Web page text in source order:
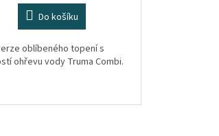
Do košíku
oblíbeného topení s
ohřevu vody Truma Combi.